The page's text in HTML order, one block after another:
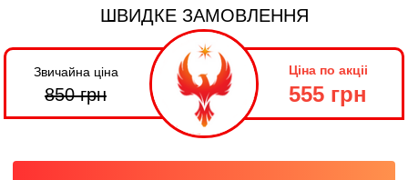
ШВИДКЕ ЗАМОВЛЕННЯ
Звичайна ціна
850грн
Ціна по акціі
555 грн